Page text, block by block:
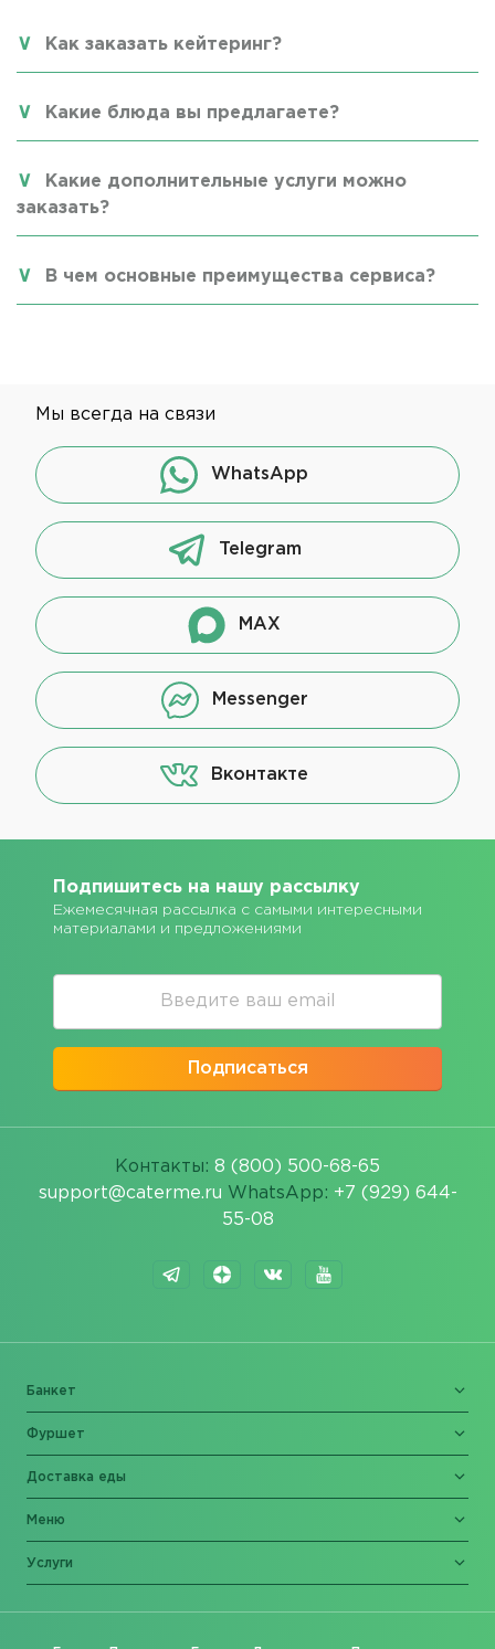
Как заказать кейтеринг?
Какие блюда вы предлагаете?
Какие дополнительные услуги можно
заказать?
В чем основные преимущества сервиса?
Мы всегда на связи
WhatsApp
Telegram
MAX
Messenger
Вконтакте
Подпишитесь на нашу рассылку
Ежемесячная рассылка с самыми интересными
материалами и предложениями
Подписаться
Контакты: 8 (800) 500-68-65
support@caterme.ru WhatsApp: +7 (929) 644-
55-08
Банкет
Фуршет
Доставка еды
Меню
Услуги